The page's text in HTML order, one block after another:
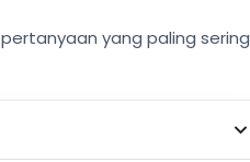
yang paling sering